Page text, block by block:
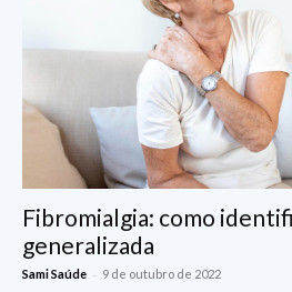
Fibromialgia: como
generalizada
Sami Saúde - 9 de outubro de 2022